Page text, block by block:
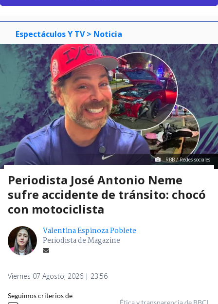
Espectáculos Y TV > Noticia
RBB / Redes sociales
Periodista José Antonio Neme
sufre accidente de tránsito: chocó
con motociclista
Valentina Espinoza Poblete
Periodista de Magazine
Viernes 07 Agosto, 2026 | 23:56
Seguimos criterios de
Ética y transparencia de BBCL